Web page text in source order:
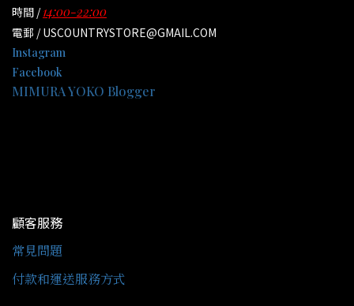
時間 /14:00-22:00
電郵 / USCOUNTRYSTORE@GMAIL.COM
Instagram
Facebook
MIMURA YOKO Blogger
顧客服務
常見問題
付款和運送服務方式